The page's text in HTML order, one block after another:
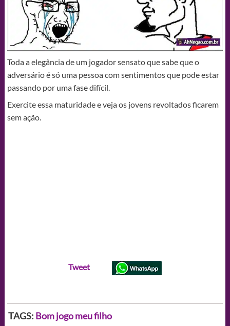
Toda a elegância de um jogador sensato que sabe que o
adversário é só uma pessoa com sentimentos que pode estar
passando por uma fase difícil.
Exercite essa maturidade e veja os jovens revoltados ficarem
sem ação.
Tweet
TAGS: Bom jogo meu filho